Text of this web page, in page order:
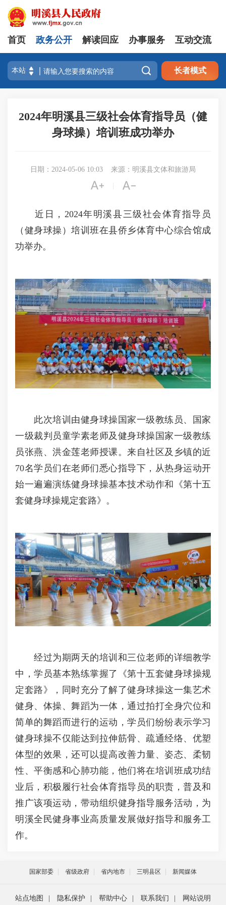
首页 政务公开 解读回应 办事服务 互动交流
 长者模式
2024年明溪县三级社会体育指导员（健
身球操）培训班成功举办
日期：2024-05-06 10:03 来源：明溪县文体和旅游局
 
近日，2024年明溪县三级社会体育指导员
（健身球操）培训班在县侨乡体育中心综合馆成
功举办。
此次培训由健身球操国家一级教练员、国家
一级裁判员童学素老师及健身球操国家一级教练
员张燕、洪金莲老师授课。来自社区及乡镇的近
70名学员们在老师们悉心指导下，从热身运动开
始一遍遍演练健身球操基本技术动作和《第十五
套健身球操规定套路》。
经过为期两天的培训和三位老师的详细教学
中，学员基本熟练掌握了《第十五套健身球操规
定套路》，同时充分了解了健身球操这一集艺术
健身、体操、舞蹈为一体，通过拍打全身穴位和
简单的舞蹈而进行的运动，学员们纷纷表示学习
健身球操不仅能达到拉伸筋骨、疏通经络、优塑
体型的效果，还可以提高改善力量、姿态、柔韧
性、平衡感和心肺功能，他们将在培训班成功结
业后，积极履行社会体育指导员的职责，普及和
推广该项运动，带动组织健身指导服务活动，为
明溪全民健身事业高质量发展做好指导和服务工
作。
国家部委 省级政府 省内地市 三明县区 新闻媒体
站点地图 | 隐私保护 | 帮助中心 | 联系我们 | 网站说明